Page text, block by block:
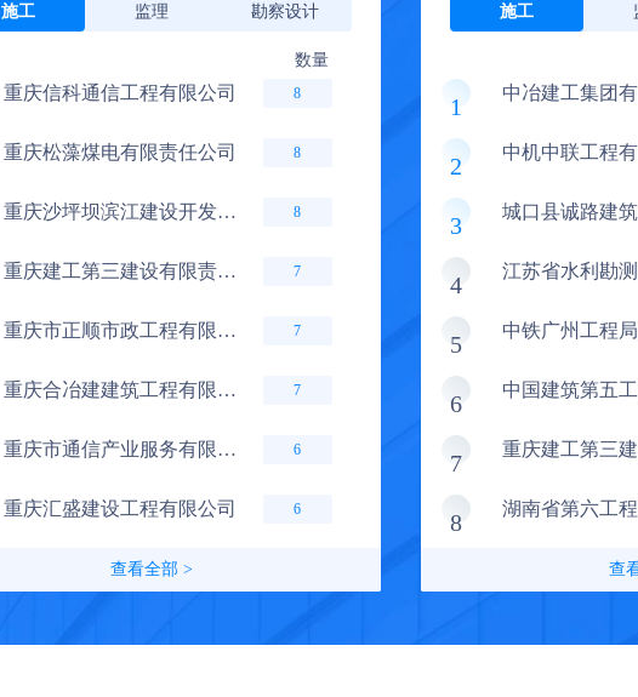
1.6亿
12亿
1.8亿
2.3亿
农旅·
1.7亿
石柱县
施工 监理 勘察设计
数量
重庆信科通信工程有限公司 8
重庆松藻煤电有限责任公司 8
重庆沙坪坝滨江建设开发有限公司 8
重庆建工第三建设有限责任公司 7
重庆市正顺市政工程有限公司 7
重庆合冶建建筑工程有限公司 7
重庆市通信产业服务有限公司 6
重庆汇盛建设工程有限公司 6
查看全部 >
施工
1
中冶建工集团
2
中机中联工程
3
4
5
6
7
8
湖南省第六工
查